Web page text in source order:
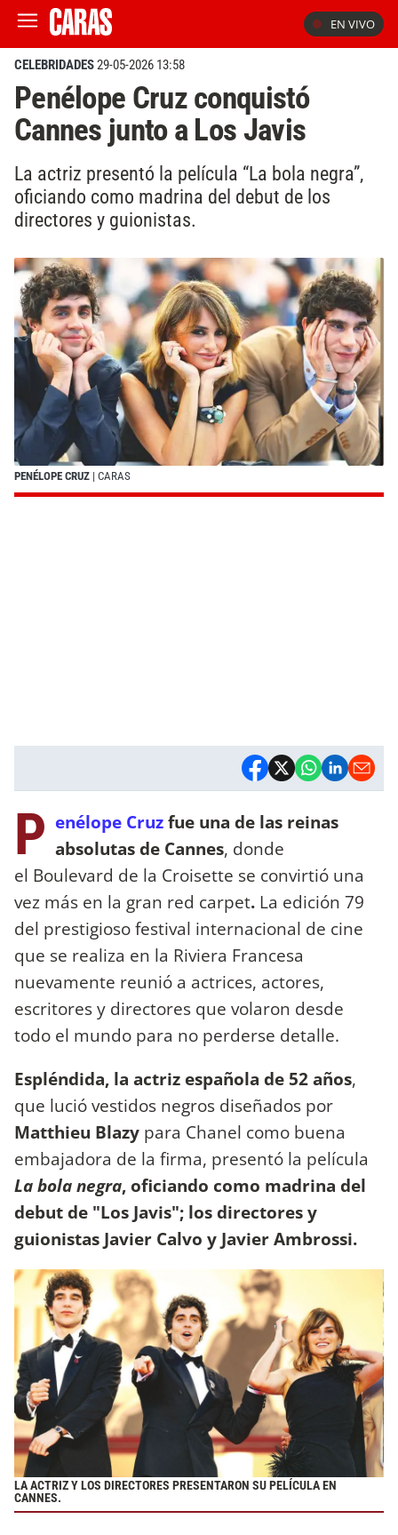
EN VIVO
CELEBRIDADES29-05-2026 13:58
Penélope Cruz conquistó
Cannes junto a Los Javis
La actriz presentó la película “La bola negra”,
oficiando como madrina del debut de los
directores y guionistas.
PENÉLOPE CRUZ | CARAS
P enélope Cruzfue una de las reinas
absolutas de Cannes, donde
el Boulevard de la Croisette se convirtió una
vez más en la gran red carpet. La edición 79
del prestigioso festival internacional de cine
que se realiza en la Riviera Francesa
nuevamente reunió a actrices, actores,
escritores y directores que volaron desde
todo el mundo para no perderse detalle.
Espléndida, la actriz española de 52 años,
que lució vestidos negros diseñados por
Matthieu Blazy para Chanel como buena
embajadora de la firma, presentó la película
La bola negra, oficiando como madrina del
debut de "Los Javis"; los directores y
guionistas Javier Calvo y Javier Ambrossi.
LA ACTRIZ Y LOS DIRECTORES PRESENTARON SU PELÍCULA EN
CANNES.